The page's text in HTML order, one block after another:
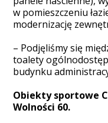
w pomieszczeniu
modernizację
– Podjęliśmy się
toalety
budynku
Obiekty sportowe
Wolności 60.